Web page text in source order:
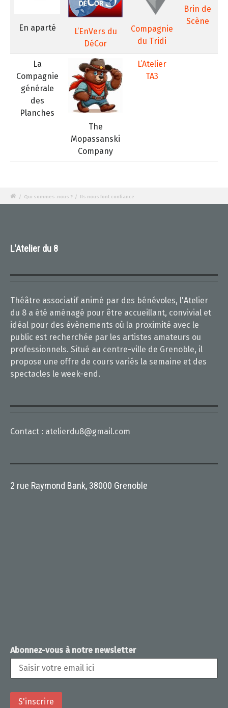
En aparté
L’EnVers du
DéCor
Compagnie
du Tridi
Brin de
Scène
La
Compagnie
générale
des
Planches
The
Mopassanski
Company
L’Atelier
TA3
/ Qui sommes-nous ? / Ils nous font confiance
L'Atelier du 8
Théâtre associatif animé par des bénévoles, l'Atelier
du 8 a été aménagé pour être accueillant, convivial et
idéal pour des évènements où la proximité avec le
public est recherchée par les artistes amateurs ou
professionnels. Situé au centre-ville de Grenoble, il
propose une offre de cours variés la semaine et des
spectacles le week-end.
Contact : atelierdu8@gmail.com
2 rue Raymond Bank, 38000 Grenoble
Abonnez-vous à notre newsletter